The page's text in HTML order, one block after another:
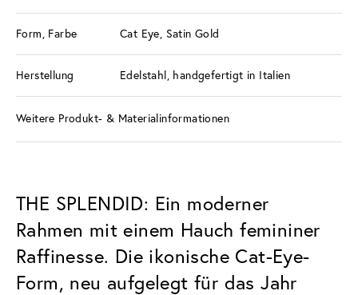
Form, Farbe Cat Eye, Satin Gold
Herstellung Edelstahl, handgefertigt in Italien
Weitere Produkt- & Materialinformationen
THE SPLENDID: Ein moderner
Rahmen mit einem Hauch femininer
Raffinesse. Die ikonische Cat-Eye-
Form, neu aufgelegt für das Jahr